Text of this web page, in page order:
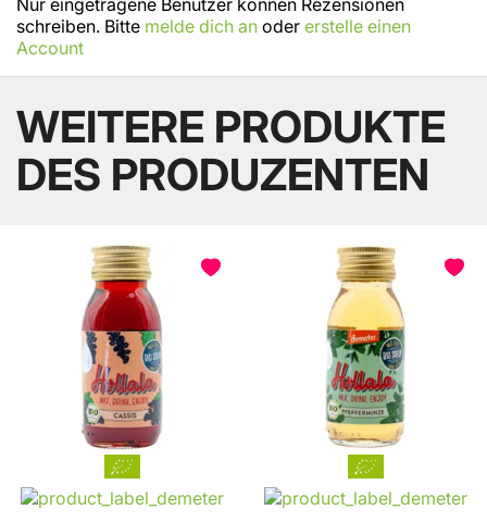
schreiben. Bitte melde dich an oder erstelle einen
Account
WEITERE PRODUKTE
DES PRODUZENTEN